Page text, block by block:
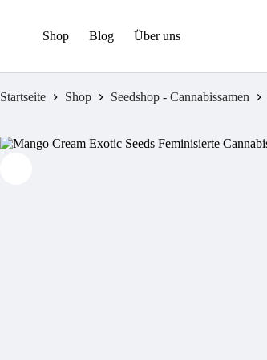
Shop Blog Über uns
Startseite Shop Seedshop - Cannabissamen